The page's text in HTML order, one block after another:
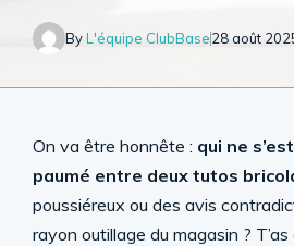
ByL'équipe ClubBase28 août
On va être honnête : qui ne
paumé entre deux tutos
poussiéreux ou des avis
rayon outillage du magasin ?